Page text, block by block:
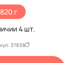
1000мл
820 г
4шт.
37838